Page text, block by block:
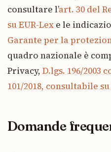
consultare l’art. 30 del
su EUR-Lex e le
Garante per la
quadro nazionale è
Privacy, D.lgs. 196/2003
101/2018, consultabile
Domande